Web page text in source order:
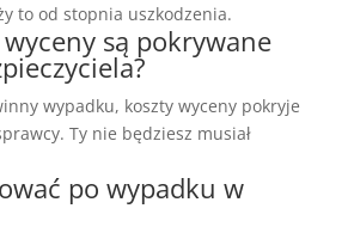
to od stopnia uszkodzenia.
wyceny są pokrywane
wypadku, koszty wyceny pokryje
Ty nie będziesz musiał
po wypadku w